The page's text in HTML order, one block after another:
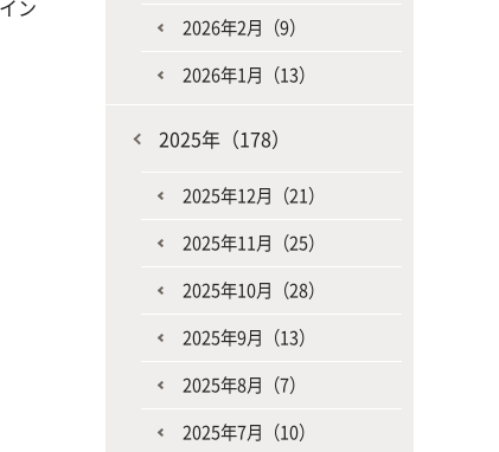
ン
2026年2月（9）
2026年1月（13）
2025年（178）
2025年12月（21）
2025年11月（25）
2025年10月（28）
2025年9月（13）
2025年8月（7）
2025年7月（10）